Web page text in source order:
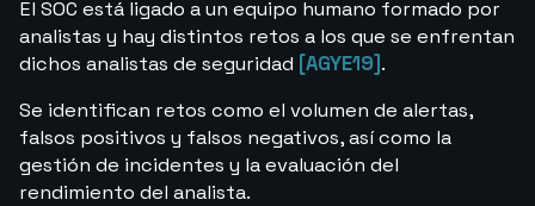
El SOC está ligado a un equipo humano formado por
analistas y hay distintos retos a los que se enfrentan
dichos analistas de seguridad [AGYE19].
Se identifican retos como el volumen de alertas,
falsos positivos y falsos negativos, así como la
gestión de incidentes y la evaluación del
rendimiento del analista.